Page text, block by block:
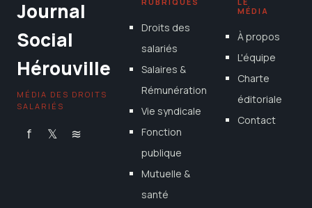
Journal
Social
Hérouville
MÉDIA DES DROITS
SALARIÉS
f 𝕏 ≋
Droits des
salariés
Salaires &
Rémunération
Vie syndicale
Fonction
publique
Mutuelle &
santé
MÉDIA
À propos
L'équipe
Charte
éditoriale
Contact